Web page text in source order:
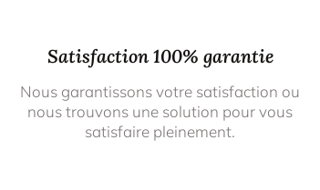
Satisfaction 100% garantie
Nous garantissons votre satisfaction ou
nous trouvons une solution pour vous
satisfaire pleinement.